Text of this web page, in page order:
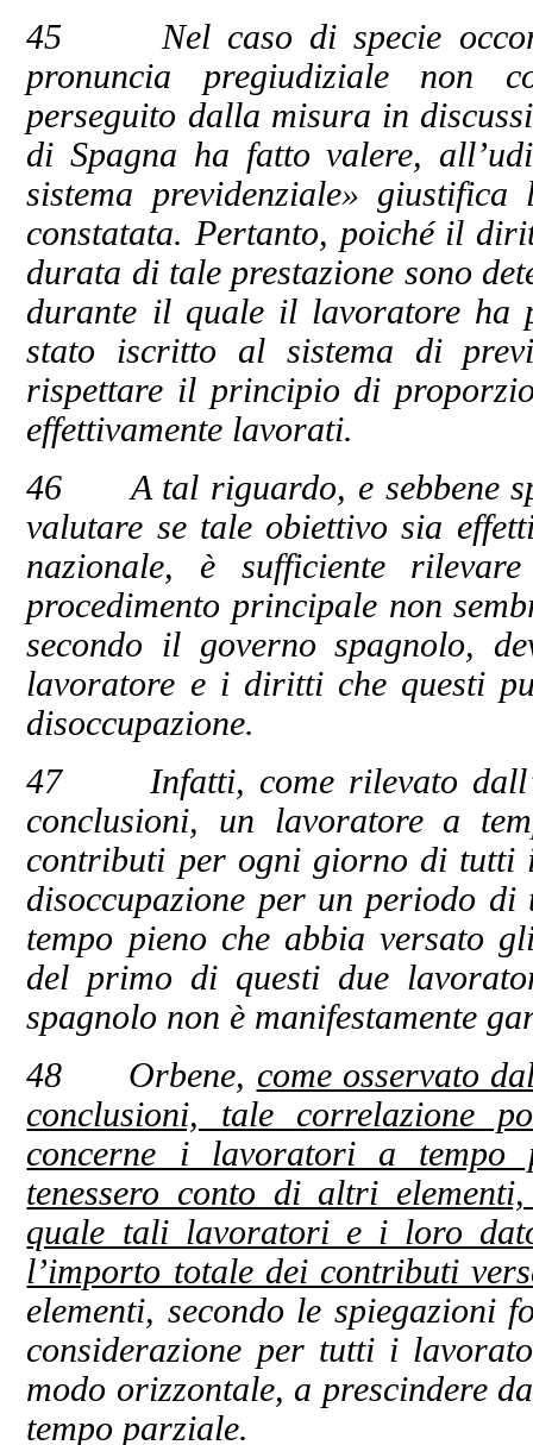
45 Nel caso di specie
pronuncia pregiudiziale non
perseguito dalla misura in
di Spagna ha fatto valere,
sistema previdenziale»
constatata. Pertanto, poiché il
durata di tale prestazione sono
durante il quale il lavoratore ha
stato iscritto al sistema di
rispettare il principio di
effettivamente lavorati.
46 A tal riguardo, e sebbene
valutare se tale obiettivo sia
nazionale, è sufficiente
procedimento principale non
secondo il governo spagnolo,
lavoratore e i diritti che questi
disoccupazione.
47 Infatti, come rilevato
conclusioni, un lavoratore a
contributi per ogni giorno di tutti
disoccupazione per un periodo
tempo pieno che abbia versato
del primo di questi due
spagnolo non è manifestamente
48 Orbene, come osservato
conclusioni, tale correlazione
concerne i lavoratori a tempo
tenessero conto di altri
quale tali lavoratori e i loro
l’importo totale dei contributi
elementi, secondo le spiegazioni
considerazione per tutti i
modo orizzontale, a prescindere
tempo parziale.